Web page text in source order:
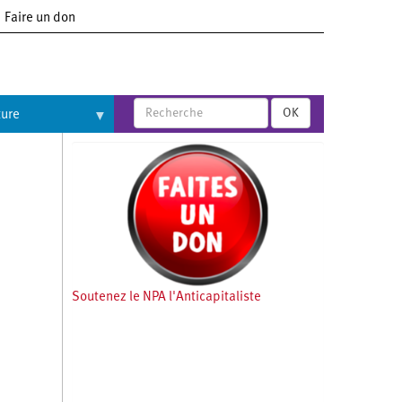
Faire un don
OK
Soutenez le NPA l'Anticapitaliste